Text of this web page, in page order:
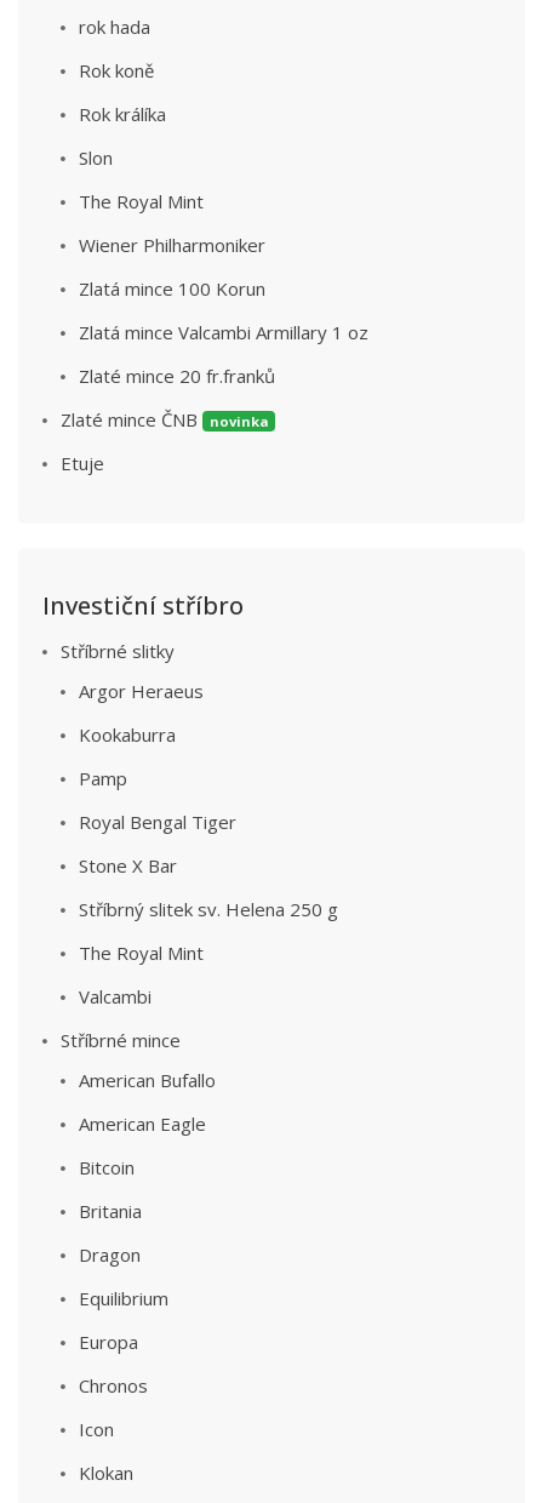
rok hada
Rok koně
Rok králíka
Slon
The Royal Mint
Wiener Philharmoniker
Zlatá mince 100 Korun
Zlatá mince Valcambi Armillary 1 oz
Zlaté mince 20 fr.franků
Zlaté mince ČNB
novinka
Etuje
Investiční stříbro
Stříbrné slitky
Argor Heraeus
Kookaburra
Pamp
Royal Bengal Tiger
Stone X Bar
Stříbrný slitek sv. Helena 250 g
The Royal Mint
Valcambi
Stříbrné mince
American Bufallo
American Eagle
Bitcoin
Britania
Dragon
Equilibrium
Europa
Chronos
Icon
Klokan